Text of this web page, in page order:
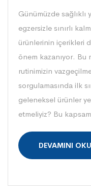
Günümüzde
egzersizle sınırlı
ürünlerinin içerikleri
önem kazanıyor. Bu
rutinimizin
sorgulamasında ilk
geleneksel ürünler
etmeliyiz? Bu
DEVAMINI OKU